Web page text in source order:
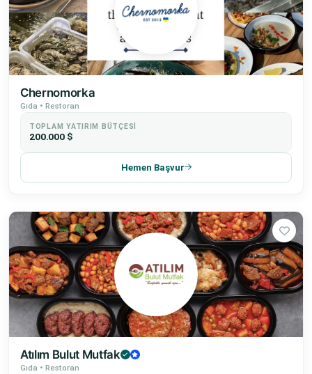
Chernomorka
Gıda • Restoran
TOPLAM YATIRIM BÜTÇESI
200.000 $
Hemen Başvur
Atılım Bulut Mutfak
Gıda • Restoran